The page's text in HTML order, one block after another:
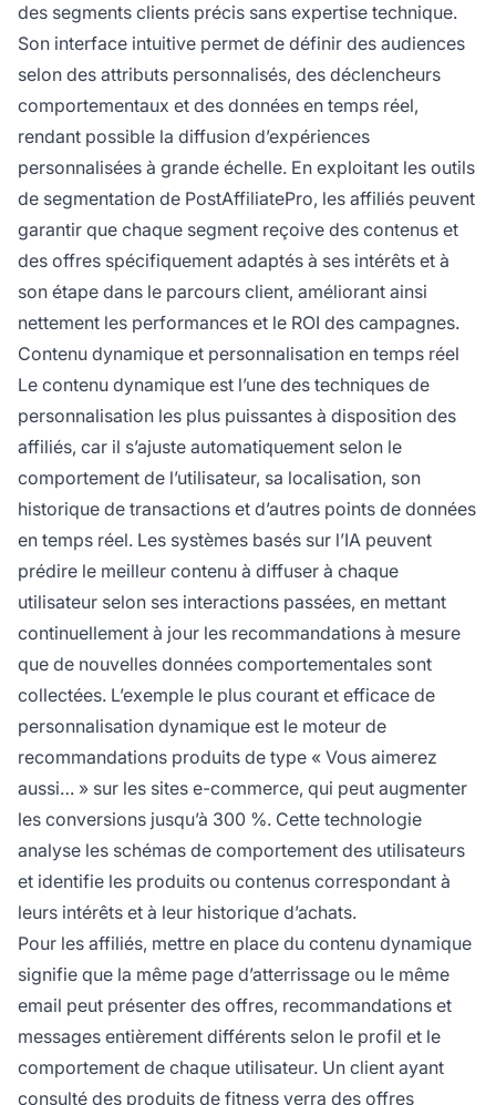
des segments clients précis sans expertise technique.
Son interface intuitive permet de définir des audiences
selon des attributs personnalisés, des déclencheurs
comportementaux et des données en temps réel,
rendant possible la diffusion d’expériences
personnalisées à grande échelle. En exploitant les outils
de segmentation de PostAffiliatePro, les affiliés peuvent
garantir que chaque segment reçoive des contenus et
des offres spécifiquement adaptés à ses intérêts et à
son étape dans le parcours client, améliorant ainsi
nettement les performances et le ROI des campagnes.
Contenu dynamique et personnalisation en temps réel
Le contenu dynamique est l’une des techniques de
personnalisation les plus puissantes à disposition des
affiliés, car il s’ajuste automatiquement selon le
comportement de l’utilisateur, sa localisation, son
historique de transactions et d’autres points de données
en temps réel. Les systèmes basés sur l’IA peuvent
prédire le meilleur contenu à diffuser à chaque
utilisateur selon ses interactions passées, en mettant
continuellement à jour les recommandations à mesure
que de nouvelles données comportementales sont
collectées. L’exemple le plus courant et efficace de
personnalisation dynamique est le moteur de
recommandations produits de type « Vous aimerez
aussi… » sur les sites e-commerce, qui peut augmenter
les conversions jusqu’à 300 %. Cette technologie
analyse les schémas de comportement des utilisateurs
et identifie les produits ou contenus correspondant à
leurs intérêts et à leur historique d’achats.
Pour les affiliés, mettre en place du contenu dynamique
signifie que la même page d’atterrissage ou le même
email peut présenter des offres, recommandations et
messages entièrement différents selon le profil et le
comportement de chaque utilisateur. Un client ayant
consulté des produits de fitness verra des offres